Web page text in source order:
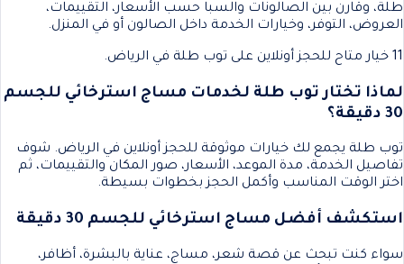
طلة، وقارن بين الصالونات والسبا حسب الأسعار، التقييمات،
العروض، التوفر، وخيارات الخدمة داخل الصالون أو في المنزل.
11 خيار متاح للحجز أونلاين على توب طلة في الرياض.
لماذا تختار توب طلة لخدمات مساج استرخائي للجسم
30 دقيقة؟
توب طلة يجمع لك خيارات موثوقة للحجز أونلاين في الرياض. شوف
تفاصيل الخدمة، مدة الموعد، الأسعار، صور المكان والتقييمات، ثم
اختر الوقت المناسب وأكمل الحجز بخطوات بسيطة.
استكشف أفضل مساج استرخائي للجسم 30 دقيقة
سواء كنت تبحث عن قصة شعر، مساج، عناية بالبشرة، أظافر،